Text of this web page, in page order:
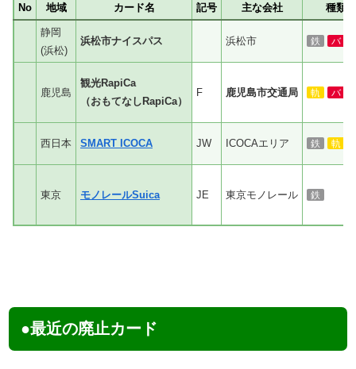
No 地域 カード名 記号 主な会社 種類
静岡
(浜松)
浜松市ナイスパス 浜松市 鉄 バ
鹿児島
観光RapiCa
（おもてなしRapiCa）
F 鹿児島市交通局 軌 バ
西日本 SMART ICOCA JW ICOCAエリア 鉄 軌
東京 モノレールSuica JE 東京モノレール 鉄
●最近の廃止カード